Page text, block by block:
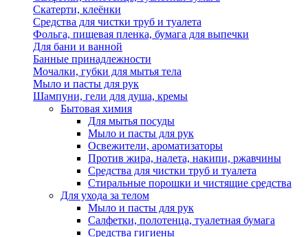
Скатерти, клеёнки
Средства для чистки труб и туалета
Фольга, пищевая пленка, бумага для выпечки
Для бани и ванной
Банные принадлежности
Мочалки, губки для мытья тела
Мыло и пасты для рук
Шампуни, гели для душа, кремы
Бытовая химия
Для мытья посуды
Мыло и пасты для рук
Освежители, ароматизаторы
Против жира, налета, накипи, ржавчины
Средства для чистки труб и туалета
Стиральные порошки и чистящие средства
Для ухода за телом
Мыло и пасты для рук
Салфетки, полотенца, туалетная бумага
Средства гигиены